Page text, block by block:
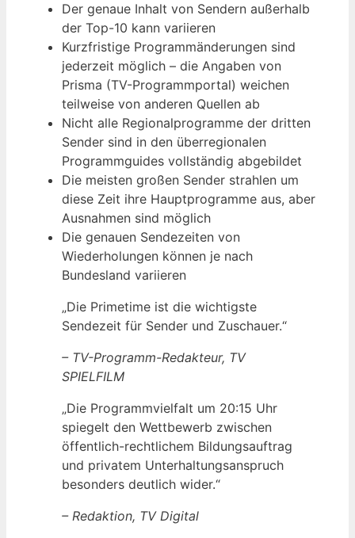
Der genaue Inhalt von Sendern außerhalb
der Top-10 kann variieren
Kurzfristige Programmänderungen sind
jederzeit möglich – die Angaben von
Prisma (TV-Programmportal) weichen
teilweise von anderen Quellen ab
Nicht alle Regionalprogramme der dritten
Sender sind in den überregionalen
Programmguides vollständig abgebildet
Die meisten großen Sender strahlen um
diese Zeit ihre Hauptprogramme aus, aber
Ausnahmen sind möglich
Die genauen Sendezeiten von
Wiederholungen können je nach
Bundesland variieren
„Die Primetime ist die wichtigste
Sendezeit für Sender und Zuschauer.“
– TV-Programm-Redakteur, TV
SPIELFILM
„Die Programmvielfalt um 20:15 Uhr
spiegelt den Wettbewerb zwischen
öffentlich-rechtlichem Bildungsauftrag
und privatem Unterhaltungsanspruch
besonders deutlich wider.“
– Redaktion, TV Digital